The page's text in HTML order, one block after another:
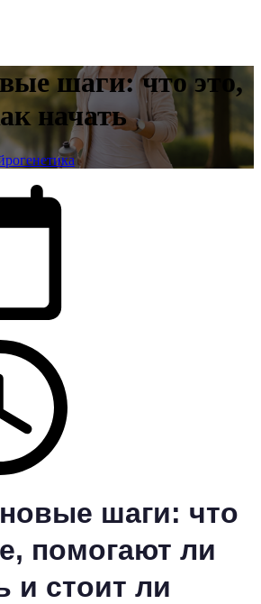
шаги: что это,
начать
шаги: что
помогают ли
и стоит ли